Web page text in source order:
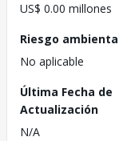
US$ 0.00 millones
Riesgo
No aplicable
Última Fecha de
Actualización
N/A